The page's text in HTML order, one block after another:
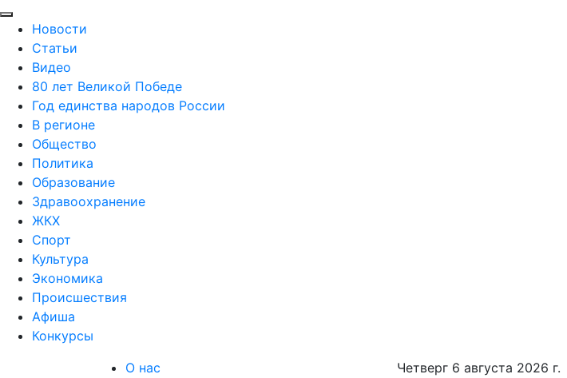
Новости
Статьи
Видео
80 лет Великой Победе
Год единства народов России
В регионе
Общество
Политика
Образование
Здравоохранение
ЖКХ
Спорт
Культура
Экономика
Происшествия
Афиша
Конкурсы
О нас
Четверг 6 августа 2026 г.